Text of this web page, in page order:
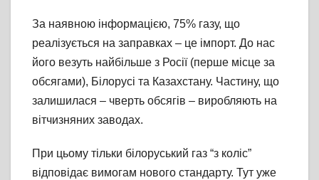
За наявною інформацією, 75% газу, що
реалізується на заправках – це імпорт. До нас
його везуть найбільше з Росії (перше місце за
обсягами), Білорусі та Казахстану. Частину, що
залишилася – чверть обсягів – виробляють на
вітчизняних заводах.
При цьому тільки білоруський газ “з коліс”
відповідає вимогам нового стандарту. Тут уже